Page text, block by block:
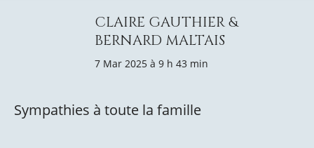
CLAIRE GAUTHIER &
BERNARD MALTAIS
7 Mar 2025 à 9 h 43 min
Sympathies à toute la famille